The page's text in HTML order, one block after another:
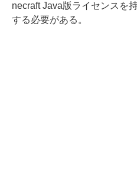
necraft Java版ライセンスを
する必要がある。